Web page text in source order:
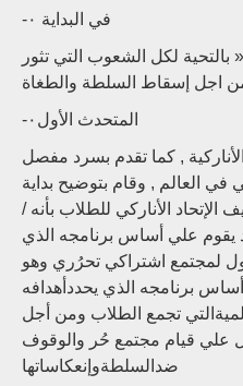
-في البداية ٠
بالتحية لكل الشعوب التي تثور
-المتحدث الأول٠
, كما تقدم بسرد مفصل
في العالم , وقام بتوضيح بداية
الإتحاد الأناركي للطلاب بأنه /
يقوم علي أساس برنامجه الذي
لمجتمع اشتراكي تحرُري وهو
برنامجه الذي يحددأهدافه
تجمع الطلاب ومن أجل
علي قيام مجتمع حُر والوقوف
ضدالسلطةوإنعكاساتها